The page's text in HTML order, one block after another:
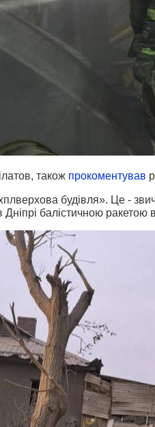
також прокоментував
будівля». Це -
Дніпрі балістичною